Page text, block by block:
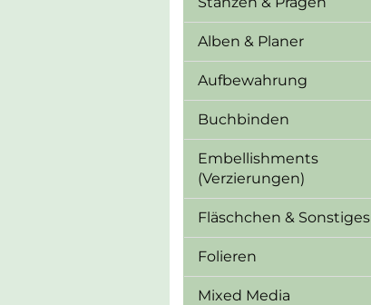
Alben & Planer
Aufbewahrung
Buchbinden
Embellishments
(Verzierungen)
Fläschchen & Sonstiges
Folieren
Mixed Media